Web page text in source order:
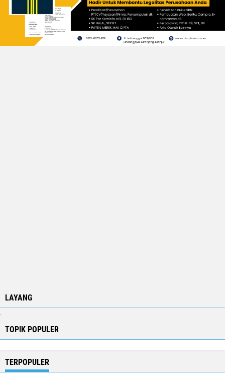
LAYANG
.
TOPIK POPULER
TERPOPULER